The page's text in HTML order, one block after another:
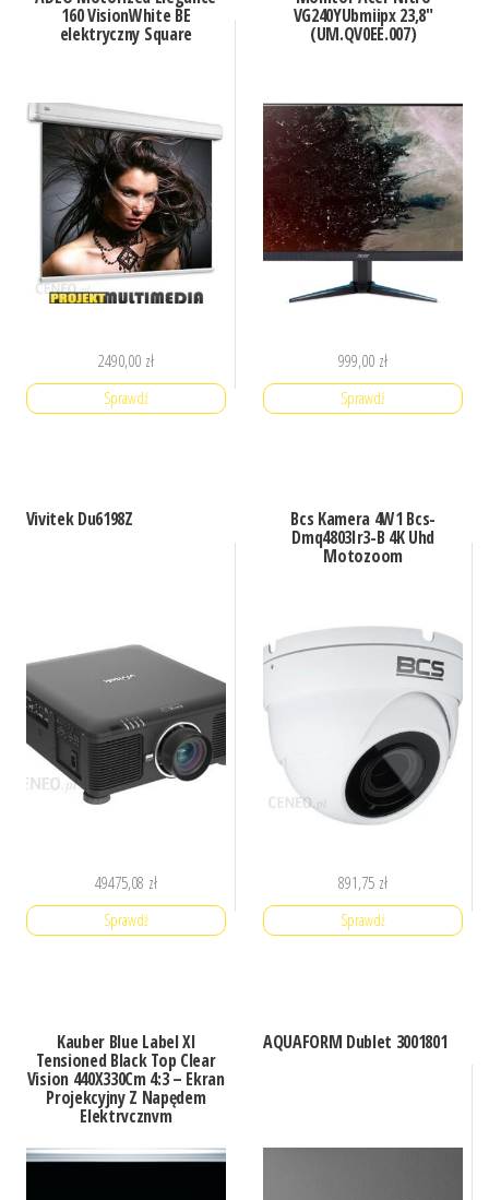
160 VisionWhite BE
elektryczny Square
2490,00 zł
Sprawdź
VG240YUbmiipx 23,8″
(UM.QV0EE.007)
999,00 zł
Sprawdź
Vivitek Du6198Z
49475,08 zł
Sprawdź
Bcs Kamera 4W1 Bcs-
Dmq4803Ir3-B 4K Uhd
Motozoom
891,75 zł
Sprawdź
Kauber Blue Label Xl
Tensioned Black Top Clear
Vision 440X330Cm 4:3 – Ekran
Projekcyjny Z Napędem
Elektrycznym
AQUAFORM Dublet 3001801